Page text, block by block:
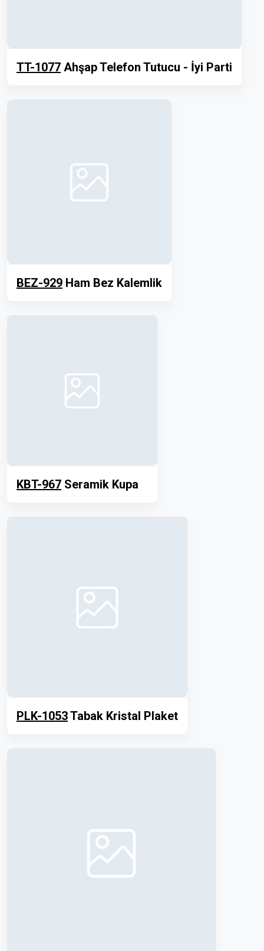
TT-1077 Ahşap Telefon Tutucu - İyi Parti
BEZ-929 Ham Bez Kalemlik
KBT-967 Seramik Kupa
PLK-1053Tabak Kristal Plaket